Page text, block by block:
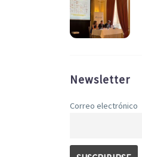
Newsletter
Correo electrónico